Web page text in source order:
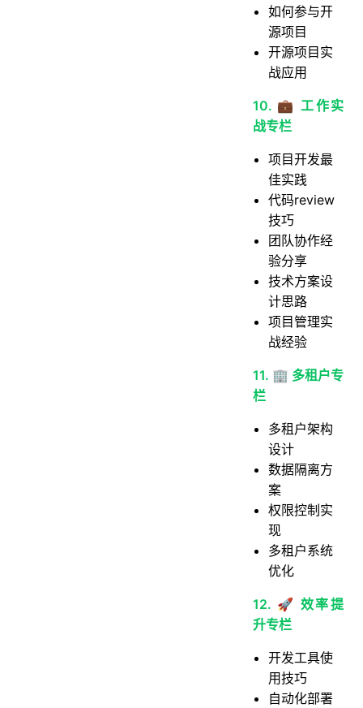
如何参与开
源项目
开源项目实
战应用
10. 💼 工作实
战专栏
项目开发最
佳实践
代码review
技巧
团队协作经
验分享
技术方案设
计思路
项目管理实
战经验
11. 🏢 多租户专
栏
多租户架构
设计
数据隔离方
案
权限控制实
现
多租户系统
优化
12. 🚀 效率提
升专栏
开发工具使
用技巧
自动化部署